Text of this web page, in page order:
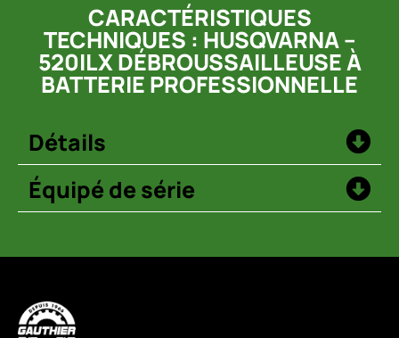
CARACTÉRISTIQUES
TECHNIQUES : HUSQVARNA –
520ILX DÉBROUSSAILLEUSE À
BATTERIE PROFESSIONNELLE
Détails
Équipé de série